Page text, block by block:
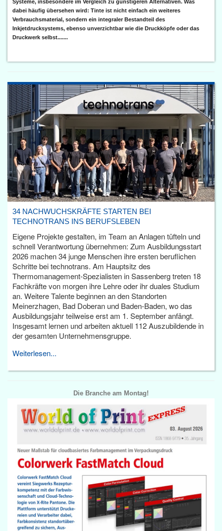
Systeme, insbesondere im Vergleich zu günstigeren Alternativen. Was
dabei häufig übersehen wird: Tinte ist nicht einfach ein weiteres
Verbrauchsmaterial, sondern ein integraler Bestandteil des
Inkjetdrucksystems, ebenso unverzichtbar wie die Druckköpfe oder das
Druckwerk selbst.......
34 NACHWUCHSKRÄFTE STARTEN BEI
TECHNOTRANS INS BERUFSLEBEN
Eigene Projekte gestalten, im Team an Anlagen tüfteln und
schnell Verantwortung übernehmen: Zum Ausbildungsstart
2026 machen 34 junge Menschen ihre ersten beruflichen
Schritte bei technotrans. Am Hauptsitz des
Thermomanagement-Spezialisten in Sassenberg treten 18
Fachkräfte von morgen ihre Lehre oder ihr duales Studium
an. Weitere Talente beginnen an den Standorten
Meinerzhagen, Bad Doberan und Baden-Baden, wo das
Ausbildungsjahr teilweise erst am 1. September anfängt.
Insgesamt lernen und arbeiten aktuell 112 Auszubildende in
der gesamten Unternehmensgruppe.
Weiterlesen...
Die Branche am Montag!